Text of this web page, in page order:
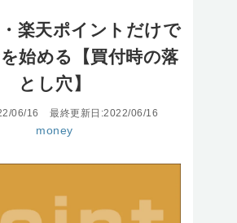
楽天ポイントだけで
始める【買付時の落
とし穴】
06/16 最終更新日:2022/06/16
money